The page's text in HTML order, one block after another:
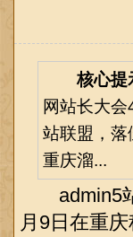
核心提
网站长大
站联盟，落
重庆溜...
admin5站
月9日在重